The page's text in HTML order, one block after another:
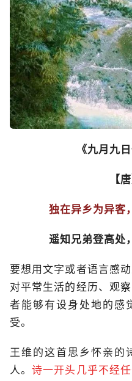
《九月九
【
独在异乡为异客
遥知兄弟登高处
要想用文字或者语言感
对平常生活的经历、观
者能够有设身处地的感
受。
王维的这首思乡怀亲的
人。诗一开头几乎不经